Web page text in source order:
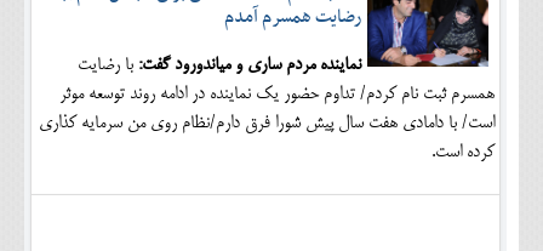
رضایت همسرم آمدم
نماینده مردم ساری و میاندورود گفت: با رضایت
همسرم ثبت نام کردم/ تداوم حضور یک نماینده در ادامه روند توسعه موثر
است/ با دامادی هفت سال پیش شورا فرق دارم/نظام روی من سرمایه کذاری
کرده است.